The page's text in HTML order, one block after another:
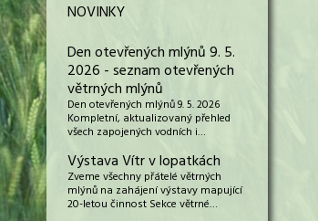
NOVINKY
Den otevřených mlýnů 9. 5.
2026 - seznam otevřených
větrných mlýnů
Den otevřených mlýnů 9. 5. 2026
Kompletní, aktualizovaný přehled
všech zapojených vodních i…
Výstava Vítr v lopatkách
Zveme všechny přátelé větrných
mlýnů na zahájení výstavy mapující
20-letou činnost Sekce větrné…